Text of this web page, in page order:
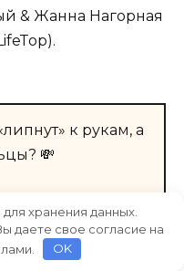
& Жанна Нагорная
к рукам, а
💸
в кризисе и не в
хранения данных.
даете свое согласие на
OK